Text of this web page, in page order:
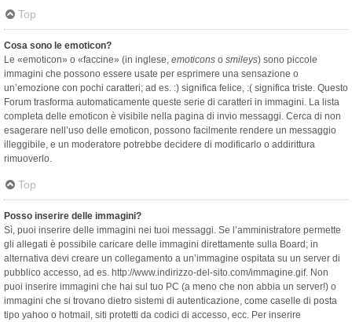
Top
Cosa sono le emoticon?
Le «emoticon» o «faccine» (in inglese, emoticons o smileys) sono piccole
immagini che possono essere usate per esprimere una sensazione o
un’emozione con pochi caratteri; ad es. :) significa felice, :( significa triste. Questo
Forum trasforma automaticamente queste serie di caratteri in immagini. La lista
completa delle emoticon è visibile nella pagina di invio messaggi. Cerca di non
esagerare nell’uso delle emoticon, possono facilmente rendere un messaggio
illeggibile, e un moderatore potrebbe decidere di modificarlo o addirittura
rimuoverlo.
Top
Posso inserire delle immagini?
Sì, puoi inserire delle immagini nei tuoi messaggi. Se l’amministratore permette
gli allegati è possibile caricare delle immagini direttamente sulla Board; in
alternativa devi creare un collegamento a un’immagine ospitata su un server di
pubblico accesso, ad es. http://www.indirizzo-del-sito.com/immagine.gif. Non
puoi inserire immagini che hai sul tuo PC (a meno che non abbia un server!) o
immagini che si trovano dietro sistemi di autenticazione, come caselle di posta
tipo yahoo o hotmail, siti protetti da codici di accesso, ecc. Per inserire